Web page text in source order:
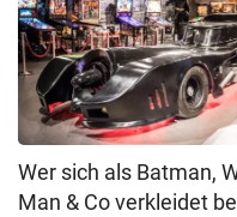
Wer sich als Batman,
Man & Co verkleidet